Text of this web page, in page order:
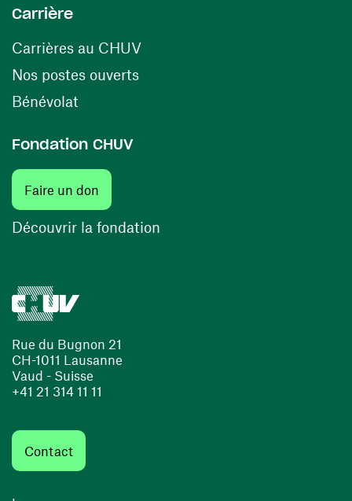
Rue du Bugnon 21
CH-1011 Lausanne
Vaud - Suisse
+41 21 314 11 11
Contact
Carrière
Carrières au CHUV(ouvre une nouvelle fenêtre)
Nos postes ouverts(ouvre une nouvelle fenêtre)
Bénévolat
Fondation CHUV
Faire un don
Découvrir la fondation